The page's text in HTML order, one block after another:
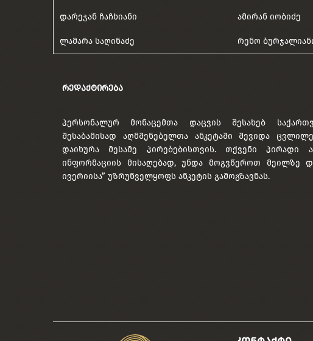
დარეჯან ჩაჩხიანი ამირან იობიძე
ლამარა საღინაძე რენო
ᲠᲔᲓᲐᲥᲢᲘᲠᲔᲑᲐ
პერსონალურ მონაცემთა დაცვის შესახებ
შესაბამისად აღმშენებელთა ანკეტაში შევიდა
დაიხურა მესამე პირებებისთვის. თქვენი პირადი
ინფორმაციის მისაღებად, უნდა მოგვწეროთ მეილზე
ივერიისა” უზრუნველყოფს ანკეტის გამოგზავნას.